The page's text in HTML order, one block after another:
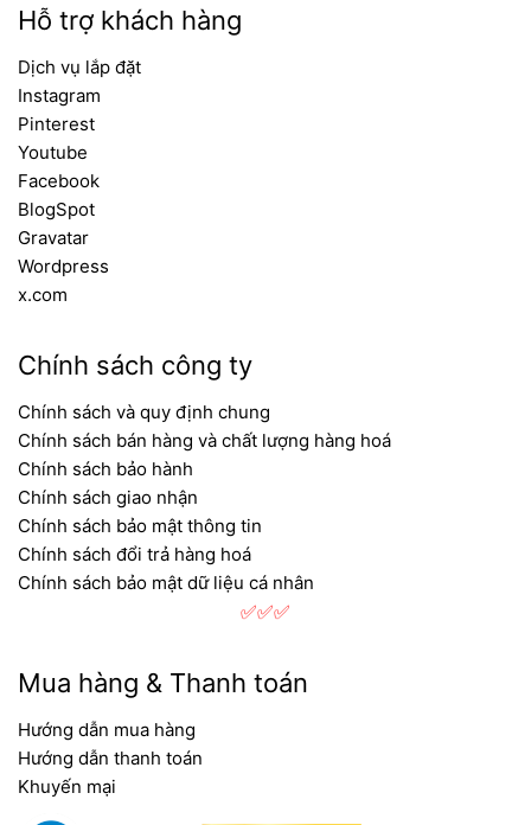
Hỗ trợ khách hàng
Dịch vụ lắp đặt
Instagram
Pinterest
Youtube
Facebook
BlogSpot
Gravatar
Wordpress
x.com
Chính sách công ty
Chính sách và quy định chung
Chính sách bán hàng và chất lượng hàng hoá
Chính sách bảo hành
Chính sách giao nhận
Chính sách bảo mật thông tin
Chính sách đổi trả hàng hoá
Chính sách bảo mật dữ liệu cá nhân
✅✅✅
Mua hàng & Thanh toán
Hướng dẫn mua hàng
Hướng dẫn thanh toán
Khuyến mại